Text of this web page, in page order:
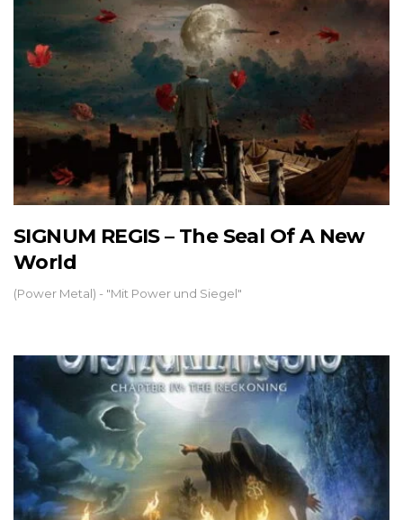
SIGNUM REGIS – The Seal Of A New
World
(Power Metal) - "Mit Power und Siegel"